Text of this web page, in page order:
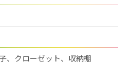
、クローゼット、収納棚